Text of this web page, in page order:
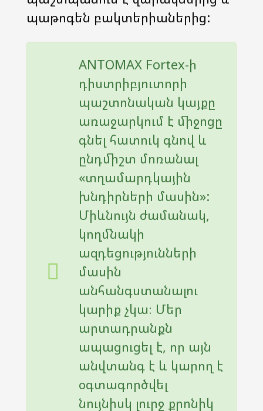
պաթոգեն բակտերիաներից:
ANTOMAX Fortex-ի
դիստրիբյուտորի
պաշտոնական կայքը
առաջարկում է միջոցը
գնել հատուկ գնով և
ընդմիշտ մոռանալ
«տղամարդկային
խնդիրների մասին»:
Միևնույն ժամանակ,
կողմնակի
ազդեցությունների
մասին
անհանգստանալու
կարիք չկա։ Մեր
արտադրանքն
ապացուցել է, որ այն
անվտանգ է և կարող է
օգտագործվել
նույնիսկ լուրջ քրոնիկ